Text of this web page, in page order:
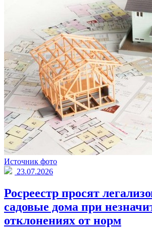
Источник фото
23.07.2026
Росреестр просят
садовые дома при
отклонениях от норм